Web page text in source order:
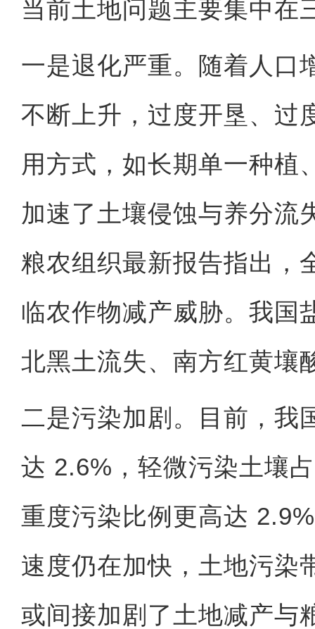
当前土地问题主要集中在
一是退化严重。随着人口
不断上升，过度开垦、过
用方式，如长期单一种植
加速了土壤侵蚀与养分流
粮农组织最新报告指出，
临农作物减产威胁。我国
北黑土流失、南方红黄壤
二是污染加剧。目前，我
达 2.6%，轻微污染土壤
重度污染比例更高达
速度仍在加快，土地污染
或间接加剧了土地减产与